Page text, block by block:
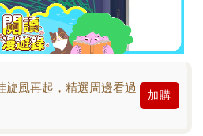
風再起，精選周邊看過
加購